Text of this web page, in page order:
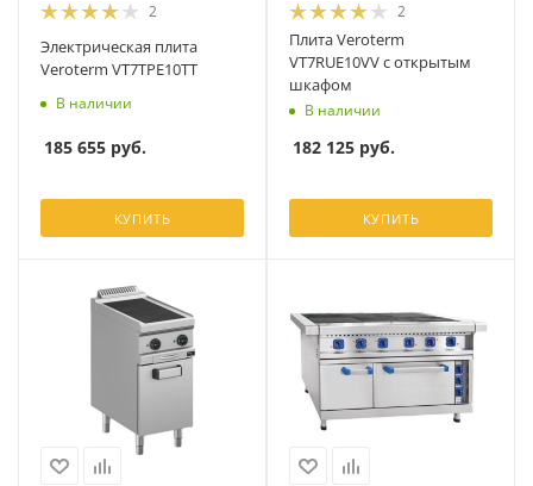
2
Электрическая плита
Veroterm VT7TPE10TT
В наличии
185 655 руб.
КУПИТЬ
2
Плита Veroterm
VT7RUE10VV с открытым
шкафом
В наличии
182 125 руб.
КУПИТЬ